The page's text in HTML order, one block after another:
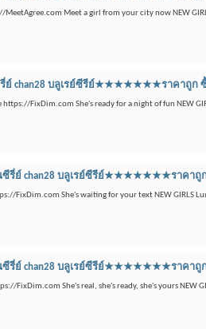
MeetAgree.com Meet a girl from your city now NEW
ย์ chan28 บลูเรย์ซีรีย์★★★★★★★ราคาถู
FixDim.com She's ready for a night of fun NEW
รี่ย์ chan28 บลูเรย์ซีรีย์★★★★★★★ราค
FixDim.com She's waiting for your text NEW GIRLS
รี่ย์ chan28 บลูเรย์ซีรีย์★★★★★★★ราค
FixDim.com She's real, she's ready, she's yours NEW